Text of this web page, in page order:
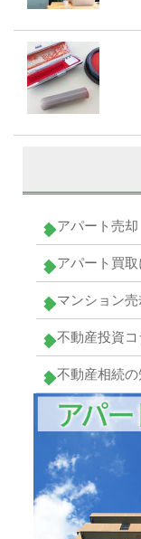
アパート売
アパート買取
マンション
不動産投資コ
不動産相続の